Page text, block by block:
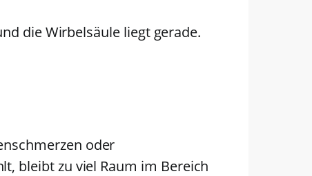
die Wirbelsäule liegt gerade.
oder
bleibt zu viel Raum im Bereich